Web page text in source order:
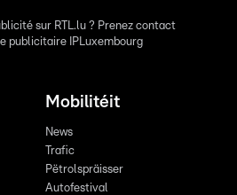
sur RTL.lu ? Prenez contact
publicitaire IPLuxembourg
Mobilitéit
News
Trafic
Pëtrolspräisser
Autofestival